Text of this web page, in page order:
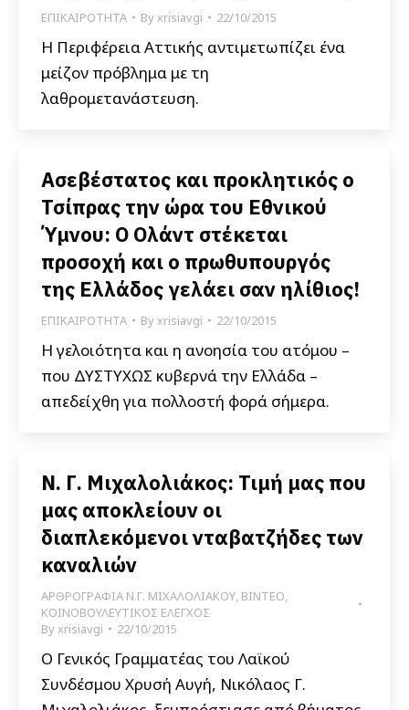
ΕΠΙΚΑΙΡΟΤΗΤΑ Byxrisiavgi 22/10/2015
Η Περιφέρεια Αττικής αντιμετωπίζει ένα
μείζον πρόβλημα με τη
λαθρομετανάστευση.
Ασεβέστατος και προκλητικός ο
Τσίπρας την ώρα του Εθνικού
Ύμνου: Ο Ολάντ στέκεται
προσοχή και ο πρωθυπουργός
της Ελλάδος γελάει σαν ηλίθιος!
ΕΠΙΚΑΙΡΟΤΗΤΑ Byxrisiavgi 22/10/2015
Η γελοιότητα και η ανοησία του ατόμου –
που ΔΥΣΤΥΧΩΣ κυβερνά την Ελλάδα –
απεδείχθη για πολλοστή φορά σήμερα.
Ν. Γ. Μιχαλολιάκος: Τιμή μας που
μας αποκλείουν οι
διαπλεκόμενοι νταβατζήδες των
καναλιών
ΑΡΘΡΟΓΡΑΦΙΑ Ν.Γ. ΜΙΧΑΛΟΛΙΑΚΟΥ, ΒΙΝΤΕΟ,
ΚΟΙΝΟΒΟΥΛΕΥΤΙΚΟΣ ΕΛΕΓΧΟΣ
Byxrisiavgi 22/10/2015
Ο Γενικός Γραμματέας του Λαϊκού
Συνδέσμου Χρυσή Αυγή, Νικόλαος Γ.